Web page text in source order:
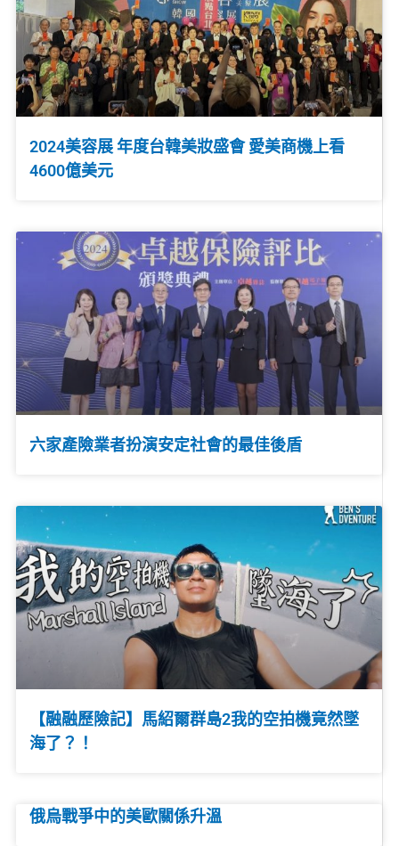
2024美容展 年度台韓美妝盛會 愛美商機上看
4600億美元
六家產險業者扮演安定社會的最佳後盾
【融融歷險記】馬紹爾群島2我的空拍機竟然墜
海了？！
俄烏戰爭中的美歐關係升溫